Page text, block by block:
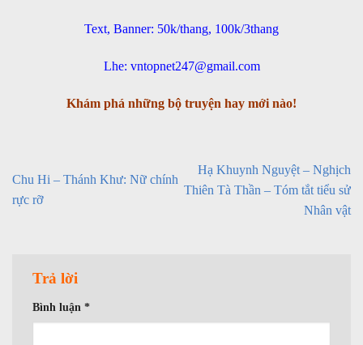
Text, Banner: 50k/thang, 100k/3thang
Lhe: vntopnet247@gmail.com
Khám phá những bộ truyện hay mới nào!
Chu Hi – Thánh Khư: Nữ chính
rực rỡ
Hạ Khuynh Nguyệt – Nghịch
Thiên Tà Thần – Tóm tắt tiểu sử
Nhân vật
Trả lời
Bình luận *